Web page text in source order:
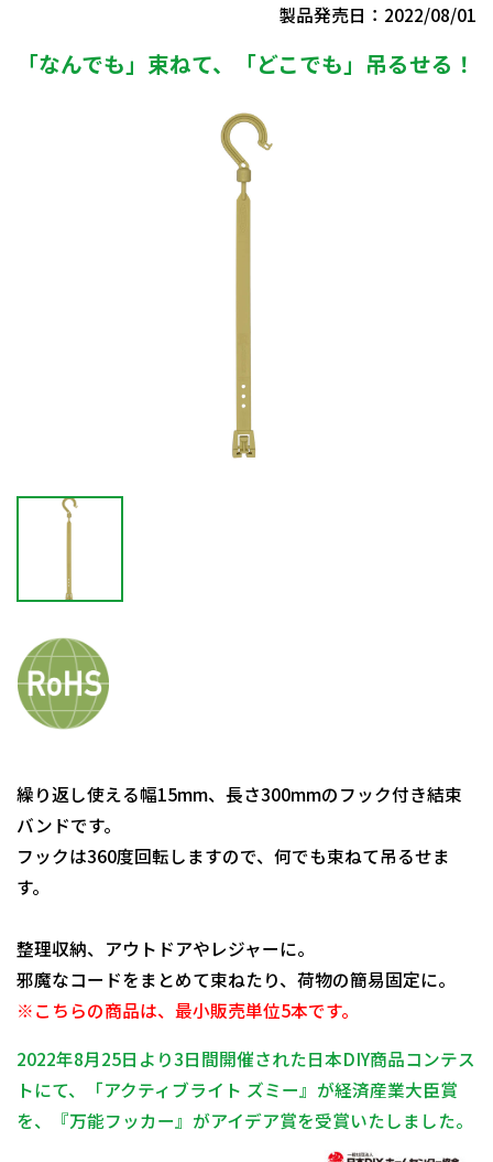
製品発売日：2022/08/01
「なんでも」束ねて、「どこでも」吊るせる！
繰り返し使える幅15mm、長さ300mmのフック付き結束
バンドです。
フックは360度回転しますので、何でも束ねて吊るせま
す。
整理収納、アウトドアやレジャーに。
邪魔なコードをまとめて束ねたり、荷物の簡易固定に。
※こちらの商品は、最小販売単位5本です。
2022年8月25日より3日間開催された日本DIY商品コンテス
トにて、「アクティブライト ズミー』が経済産業大臣賞
を、『万能フッカー』がアイデア賞を受賞いたしました。